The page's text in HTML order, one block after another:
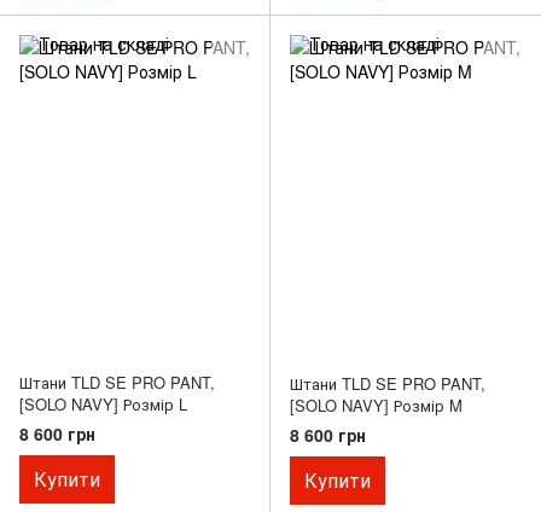
Штани TLD SE PRO PANT,
[SOLO NAVY] Розмір L
8 600 грн
Купити
Штани TLD SE PRO PANT,
[SOLO NAVY] Розмір M
8 600 грн
Купити